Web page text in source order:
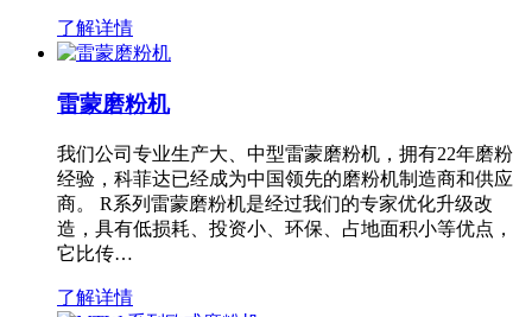
了解详情
雷蒙磨粉机
我们公司专业生产大、中型雷蒙磨粉机，拥有22年磨粉
经验，科菲达已经成为中国领先的磨粉机制造商和供应
商。 R系列雷蒙磨粉机是经过我们的专家优化升级改
造，具有低损耗、投资小、环保、占地面积小等优点，
它比传…
了解详情